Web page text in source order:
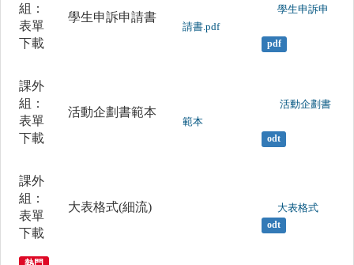
組：
表單
下載
學生申訴申請書
請書.pdf
pdf
課外
組：
表單
下載
活動企劃書範本
範本
odt
課外
組：
表單
下載
大表格式(細流)
odt